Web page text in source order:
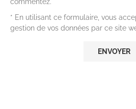
* En utilisant ce formulaire, vous
gestion de vos données par ce site